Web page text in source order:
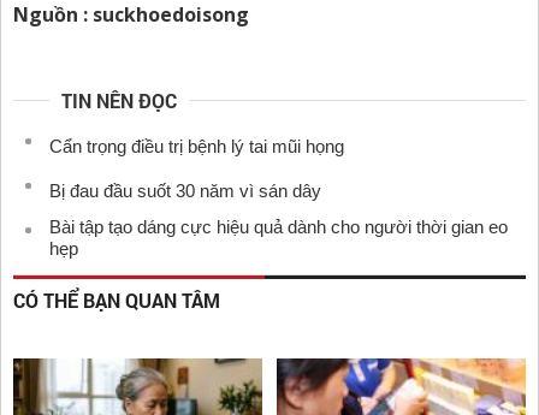
Nguồn : suckhoedoisong
TIN NÊN ĐỌC
Cẩn trọng điều trị bệnh lý tai mũi họng
Bị đau đầu suốt 30 năm vì sán dây
Bài tập tạo dáng cực hiệu quả dành cho người thời gian eo
hẹp
CÓ THỂ BẠN QUAN TÂM